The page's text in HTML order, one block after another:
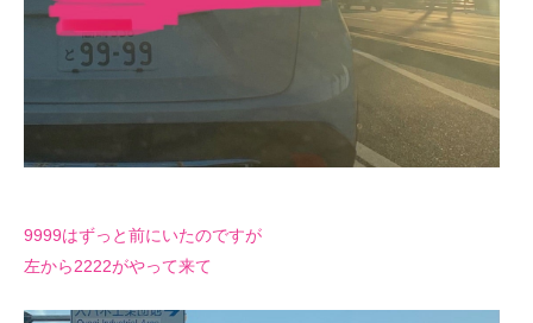
9999はずっと前にいたのですが
左から2222がやって来て